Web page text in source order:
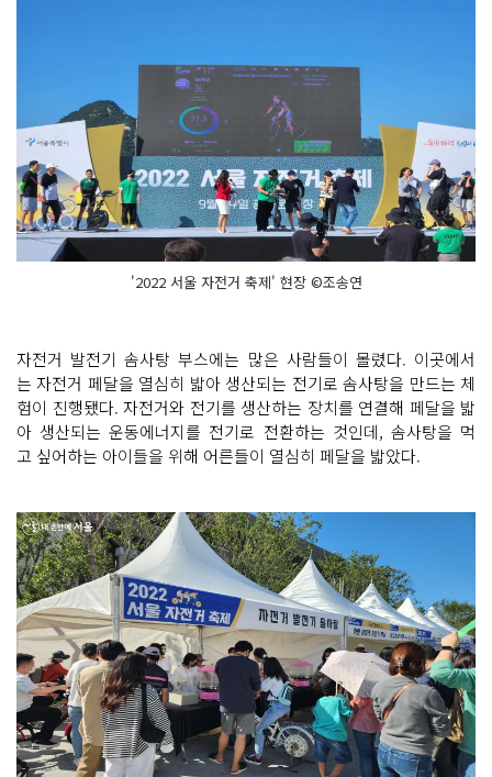
'2022 서울 자전거 축제' 현장 ©조송연
자전거 발전기 솜사탕 부스에는 많은 사람들이 몰렸다. 이곳에서
는 자전거 페달을 열심히 밟아 생산되는 전기로 솜사탕을 만드는 체
험이 진행됐다. 자전거와 전기를 생산하는 장치를 연결해 페달을 밟
아 생산되는 운동에너지를 전기로 전환하는 것인데, 솜사탕을 먹
고 싶어하는 아이들을 위해 어른들이 열심히 페달을 밟았다.